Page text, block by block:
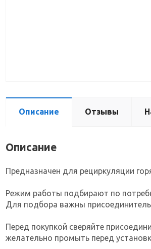
Описание Отзывы
Описание
Предназначен для рециркуляции
Режим работы подбирают по
Для подбора важны
Перед покупкой сверяйте
желательно промыть перед